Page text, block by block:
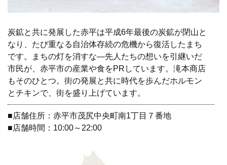
炭鉱と共に発展した赤平は平成6年最後の炭鉱が閉山と
なり、たび重なる自治体存続の危機から復活したまち
です。まちの灯を消すな―先人たちの想いを引継いだ
市民が、赤平市の産業や食をPRしています。滝本商店
もそのひとつ。街の発展と共に時代を歩んだホルモン
とチキンで、街を盛り上げています。
■店舗住所：赤平市茂尻中央町南1丁目７番地
■店舗時間：10:00～22:00